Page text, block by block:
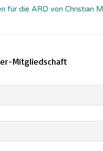
für die ARD von Christian
Mitgliedschaft